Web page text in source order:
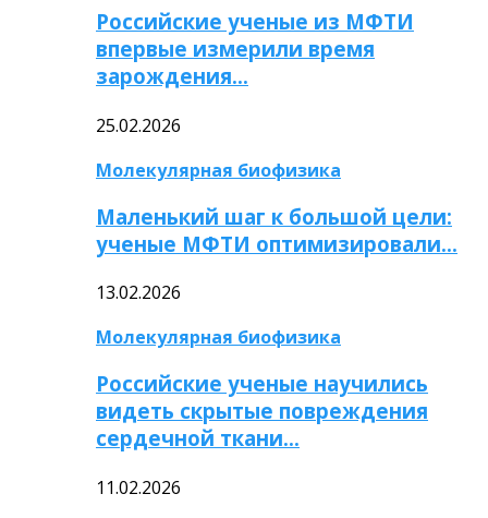
Российские ученые из МФТИ
впервые измерили время
зарождения…
25.02.2026
Молекулярная биофизика
Маленький шаг к большой цели:
ученые МФТИ оптимизировали…
13.02.2026
Молекулярная биофизика
Российские ученые научились
видеть скрытые повреждения
сердечной ткани…
11.02.2026